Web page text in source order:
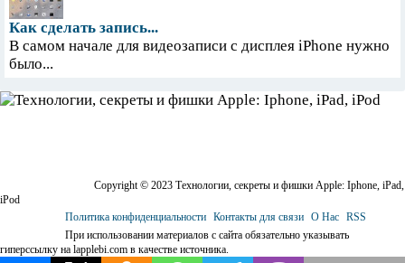
Как сделать запись...
В самом начале для видеозаписи с дисплея iPhone нужно
было...
Copyright © 2023 Технологии, секреты и фишки Apple: Iphone, iPad,
iPod
Политика конфиденциальности Контакты для связи О Нас RSS
При использовании материалов с сайта обязательно указывать
гиперссылку на lapplebi.com в качестве источника.